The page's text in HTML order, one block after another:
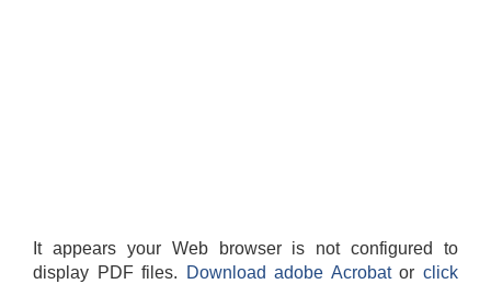
It appears your Web browser is not configured to
display PDF files.
Download adobe Acrobatorclick